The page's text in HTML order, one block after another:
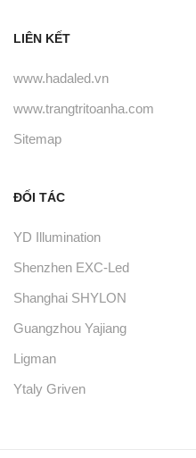
LIÊN KẾT
www.hadaled.vn
www.trangtritoanha.com
Sitemap
ĐỐI TÁC
YD Illumination
Shenzhen EXC-Led
Shanghai SHYLON
Guangzhou Yajiang
Ligman
Ytaly Griven